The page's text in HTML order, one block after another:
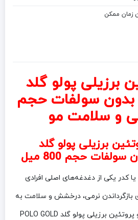
زمان ممکن
برزیلی پولو گلد
POLO GOLD بدون سولفات حجم
برزیلی پولو گلد
یکی از دغدغه‌های اصلی افرادی
بازگرداندن نرمی، درخشش و سلامت به
موهای خود هستند. شامپو پروتئین برزیلی پولو گلد POLO GOLD